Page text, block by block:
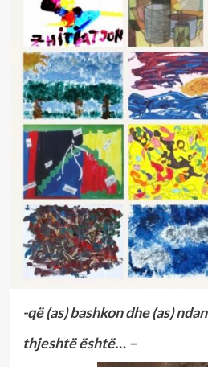
-që (as) bashkon dhe (as) ndan
thjeshtë është… –